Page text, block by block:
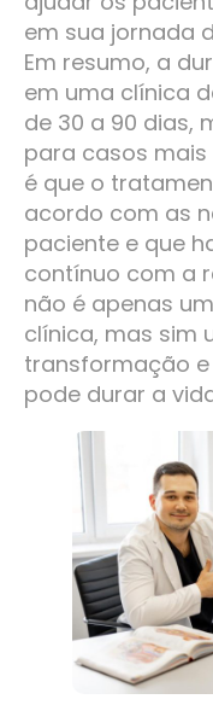
em sua jornada
Em resumo, a
em uma clínica
de 30 a 90 dias,
para casos
é que o
acordo com as
paciente e que
contínuo com a
não é apenas
clínica, mas sim
transformação
pode durar a